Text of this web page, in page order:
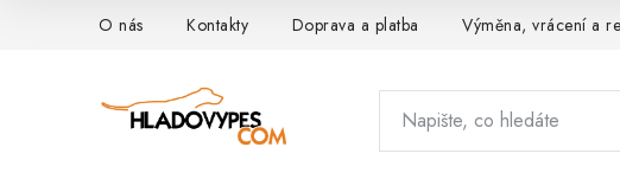
O nás Kontakty Doprava a platba Výměna, vrácení a